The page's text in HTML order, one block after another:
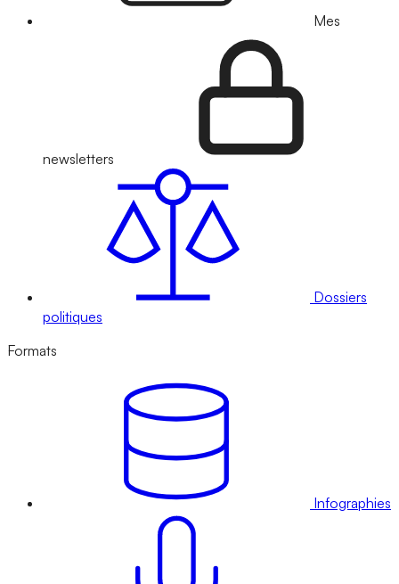
Mes
newsletters
Dossiers
politiques
Formats
Infographies